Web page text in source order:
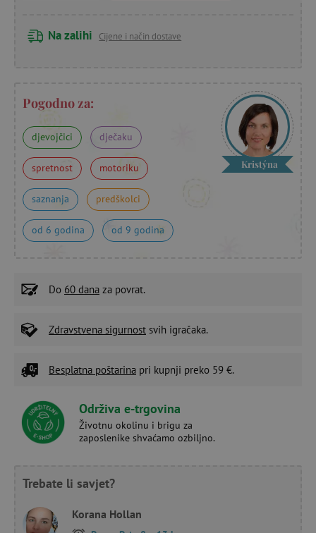
Na zalihi Cijene i način dostave
Pogodno za:
djevojčici dječaku
spretnost motoriku
saznanja predškolci
od 6 godina od 9 godina
Kristýna
Do 60 dana za povrat.
Zdravstvena sigurnost svih igračaka.
Besplatna poštarina pri kupnji preko 59 €.
Održiva e-trgovina
Životnu okolinu i brigu za
zaposlenike shvaćamo ozbiljno.
Trebate li savjet?
Korana Hollan